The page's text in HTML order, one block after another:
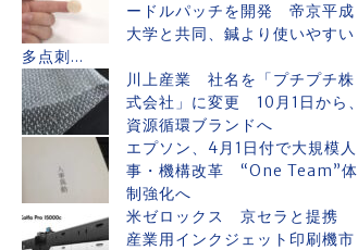
ードルパッチを開発 帝京平成
大学と共同、鍼より使いやすい
多点刺...
川上産業 社名を「プチプチ株
式会社」に変更 10月1日から、
資源循環ブランドへ
エプソン、4月1日付で大規模人
事・機構改革 “One Team”体
制強化へ
米ゼロックス 京セラと提携
産業用インクジェット印刷機市